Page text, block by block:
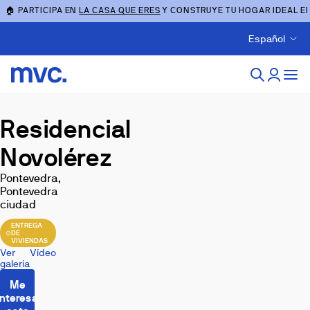
🏠 PARTICIPA ENLA CASA QUE ERES Y CONSTRUYE TU HOGAR IDEAL
Español
Residencial
Novolérez
Pontevedra,
Pontevedra
ciudad
ENTREGA
DE
VIVIENDAS
Ver
galería
Vídeo
Me